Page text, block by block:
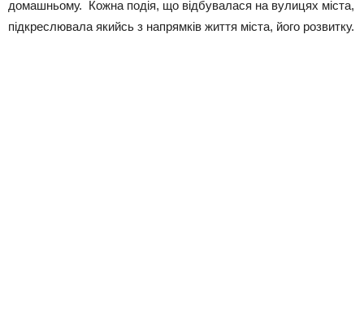
домашньому. Кожна подія, що відбувалася на вулицях міста,
підкреслювала якийсь з напрямків життя міста, його розвитку.